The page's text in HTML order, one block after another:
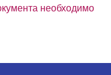
необходимо